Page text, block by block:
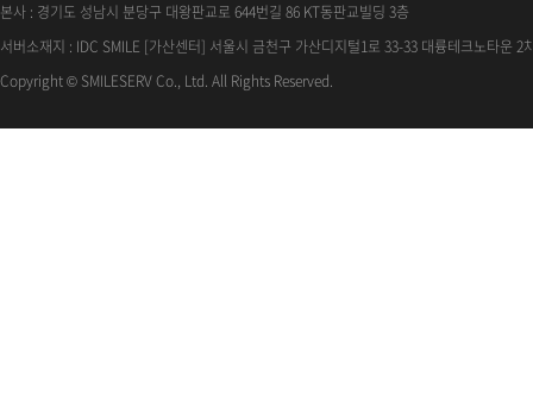
본사 : 경기도 성남시 분당구 대왕판교로 644번길 86 KT동판교빌딩 3층
서버소재지 : IDC SMILE [가산센터] 서울시 금천구 가산디지털1로 33-33 대륭테크노타운 2
Copyright © SMILESERV Co., Ltd. All Rights Reserved.